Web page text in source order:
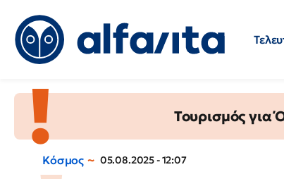
Τουρισμός
Κόσμος 05.08.2025 - 12:07